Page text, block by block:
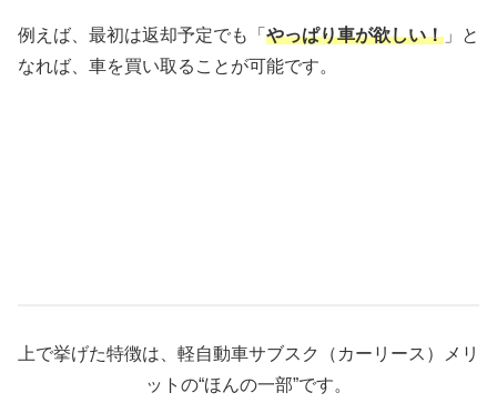
例えば、最初は返却予定でも「 やっぱり車が欲しい！ 」と
なれば、車を買い取ることが可能です。
上で挙げた特徴は、軽自動車サブスク（カーリース）メリ
ットの“ほんの一部”です。